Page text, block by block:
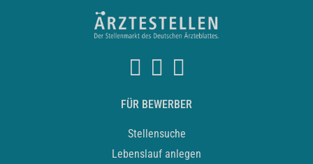
FÜR BEWERBER
Stellensuche
Lebenslauf anlegen